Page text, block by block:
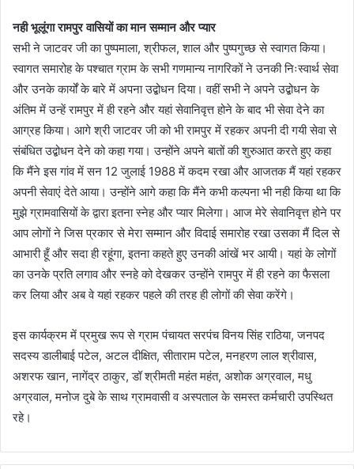
नही भूलूंगा रामपुर वासियों का मान सम्मान और प्यार
सभी ने जाटवर जी का पुष्पमाला, श्रीफल, शाल और पुष्पगुच्छ से स्वागत किया।
स्वागत समारोह के पश्चात ग्राम के सभी गणमान्य नागरिकों ने उनकी निःस्वार्थ सेवा
और उनके कार्यों के बारे में अपना उद्बोधन दिया। वहीं सभी ने अपने उद्बोधन के
अंतिम में उन्हें रामपुर में ही रहने और यहां सेवानिवृत्त होने के बाद भी सेवा देने का
आग्रह किया। आगे श्री जाटवर जी को भी रामपुर में रहकर अपनी दी गयी सेवा से
संबंधित उद्बोधन देने को कहा गया। उन्होंने अपने बातों की शुरुआत करते हुए कहा
कि मैंने इस गांव में सन 12 जुलाई 1988 में कदम रखा और आजतक मैं यहां रहकर
अपनी सेवाएं देते आया। उन्होंने आगे कहा कि मैंने कभी कल्पना भी नही किया था कि
मुझे ग्रामवासियों के द्वारा इतना स्नेह और प्यार मिलेगा। आज मेरे सेवानिवृत्त होने पर
आप लोगों ने जिस प्रकार से मेरा सम्मान और विदाई समारोह रखा उसका मैं दिल से
आभारी हूँ और सदा ही रहूंगा, इतना कहते हुए उनकी आंखें भर आयी। यहां के लोगों
का उनके प्रति लगाव और स्नहे को देखकर उन्होंने रामपुर में ही रहने का फैसला
कर लिया और अब वे यहां रहकर पहले की तरह ही लोगों की सेवा करेंगे।
इस कार्यक्रम में प्रमुख रूप से ग्राम पंचायत सरपंच विनय सिंह राठिया, जनपद
सदस्य डालीबाई पटेल, अटल दीक्षित, सीताराम पटेल, मनहरण लाल श्रीवास,
अशरफ खान, नागेंद्र ठाकुर, डॉ श्रीमती महंत महंत, अशोक अग्रवाल, मधु
अग्रवाल, मनोज दुबे के साथ ग्रामवासी व अस्पताल के समस्त कर्मचारी उपस्थित
रहे।